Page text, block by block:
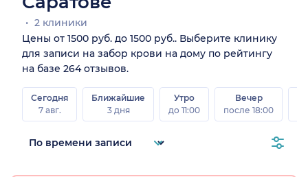
2 клиники
Цены от 1500 руб. до 1500 руб.. Выберите клинику
для записи на забор крови на дому по рейтингу
на базе 264 отзывов.
Сегодня
7 авг.
Ближайшие
3 дня
Утро
до 11:00
Вечер
после 18:00